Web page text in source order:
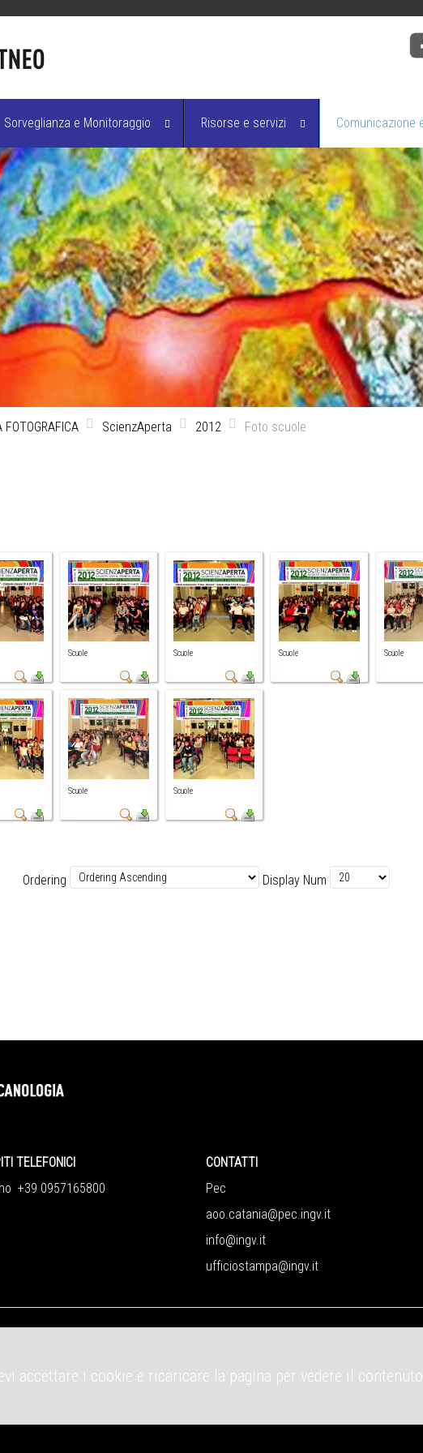
Sorveglianza e Monitoraggio Risorse e servizi Comunicazione
FOTOGRAFICA ScienzAperta 2012 Foto scuole
Scuole Scuole Scuole Scuole
Scuole Scuole
Ordering Display Num
TELEFONICI
+39 0957165800
CONTATTI
Pec
aoo.catania@pec.ingv.it
info@ingv.it
ufficiostampa@ingv.it
accettare i cookie e ricaricare la pagina per vedere il contenuto